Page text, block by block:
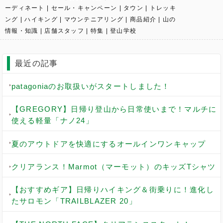
ーディネート
セール・キャンペーン タウン
トレッキ
ング
ハイキング マウンテニアリング 商品紹介
山の
情報・知識
店舗スタッフ 特集 登山学校
最近の記事
patagoniaのお取扱いがスタートしました！
【GREGORY】日帰り登山から日常使いまで！マルチに
使える軽量「ナノ24」
夏のアウトドアを快適にするオールインワンキャップ
クリアランス！Marmot（マーモット）のキッズTシャツ
【おすすめギア】日帰りハイキング＆街乗りに！進化し
たサロモン「TRAILBLAZER 20」